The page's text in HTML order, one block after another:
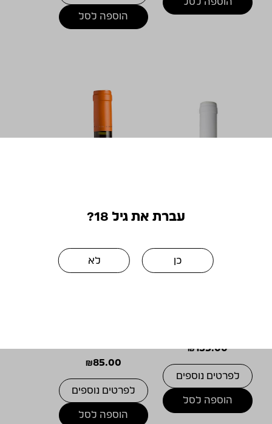
עברת את גיל 18?
כן לא
הוספה לסל
הוספה לסל
₪135.00
לפרטים נוספים
הוספה לסל
₪85.00
לפרטים נוספים
הוספה לסל